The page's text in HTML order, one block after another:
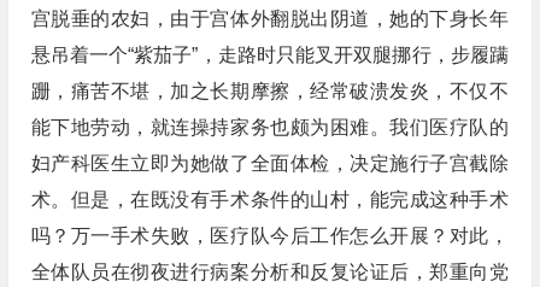
宫脱垂的农妇，由于宫体外翻脱出阴道，她的下身长年
悬吊着一个“紫茄子”，走路时只能叉开双腿挪行，步履蹒
跚，痛苦不堪，加之长期摩擦，经常破溃发炎，不仅不
能下地劳动，就连操持家务也颇为困难。我们医疗队的
妇产科医生立即为她做了全面体检，决定施行子宫截除
术。但是，在既没有手术条件的山村，能完成这种手术
吗？万一手术失败，医疗队今后工作怎么开展？对此，
全体队员在彻夜进行病案分析和反复论证后，郑重向党